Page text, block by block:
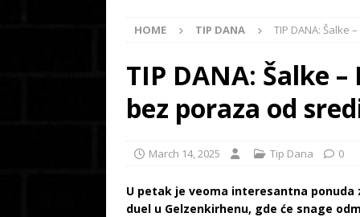
HOME TIP DANA TIP DANA:
TIP DANA: Šalke
bez poraza od
March 14, 2025 Tip Dana 0
U petak je veoma interesantna ponuda
duel u Gelzenkirhenu, gde će snage